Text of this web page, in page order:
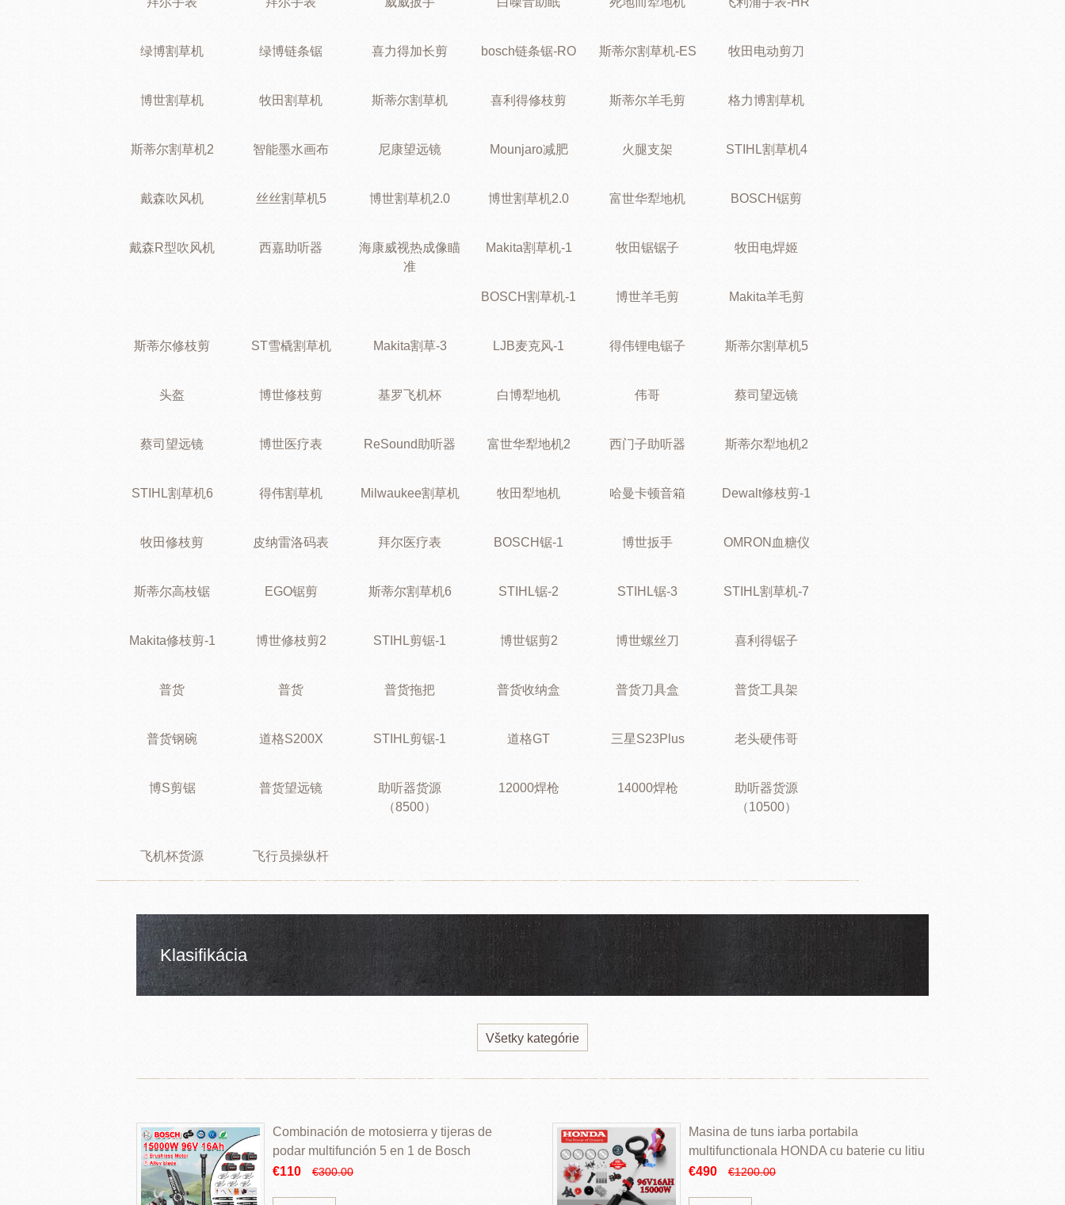
绿博割草机 绿博链条锯 喜力得加长剪 bosch链条锯-RO 斯蒂尔割草机-ES 牧田电动剪刀
博世割草机 牧田割草机 斯蒂尔割草机 喜利得修枝剪 斯蒂尔羊毛剪 格力博割草机
斯蒂尔割草机2 智能墨水画布 尼康望远镜 Mounjaro减肥 火腿支架 STIHL割草机4
戴森吹风机 丝丝割草机5 博世割草机2.0 博世割草机2.0 富世华犁地机 BOSCH锯剪
戴森R型吹风机 西嘉助听器
海康威视热成像瞄
准
Makita割草机-1 牧田锯锯子 牧田电焊姬
BOSCH割草机-1 博世羊毛剪 Makita羊毛剪
斯蒂尔修枝剪 ST雪橇割草机 Makita割草-3 LJB麦克风-1 得伟锂电锯子 斯蒂尔割草机5
头盔 博世修枝剪 基罗飞机杯 白博犁地机 伟哥 蔡司望远镜
蔡司望远镜 博世医疗表 ReSound助听器 富世华犁地机2 西门子助听器 斯蒂尔犁地机2
STIHL割草机6 得伟割草机 Milwaukee割草机 牧田犁地机 哈曼卡顿音箱 Dewalt修枝剪-1
牧田修枝剪 皮纳雷洛码表 拜尔医疗表 BOSCH锯-1 博世扳手 OMRON血糖仪
斯蒂尔高枝锯 EGO锯剪 斯蒂尔割草机6 STIHL锯-2 STIHL锯-3 STIHL割草机-7
Makita修枝剪-1 博世修枝剪2 STIHL剪锯-1 博世锯剪2 博世螺丝刀 喜利得锯子
普货 普货 普货拖把 普货收纳盒 普货刀具盒 普货工具架
普货钢碗 道格S200X STIHL剪锯-1 道格GT 三星S23Plus 老头硬伟哥
博S剪锯 普货望远镜
助听器货源
（8500）
12000焊枪 14000焊枪
助听器货源
（10500）
飞机杯货源 飞行员操纵杆
Klasifikácia
Všetky kategórie
Combinación de motosierra y tijeras de
podar multifunción 5 en 1 de Bosch
€110
€300.00
Masina de tuns iarba portabila
multifunctionala HONDA cu baterie cu litiu
€490
€1200.00